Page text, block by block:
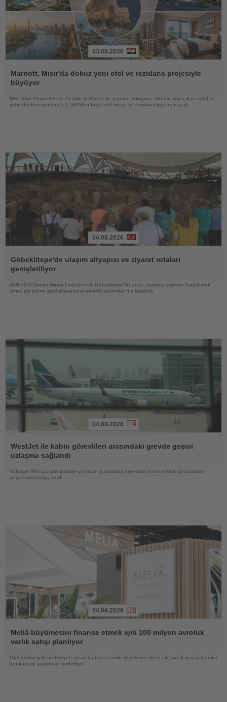
Oku
03.08.2026
Marriott, Mısır'da dokuz yeni otel ve rezidans projesiyle
büyüyor
Misr Italia Properties ve People & Places ile yapılan anlaşma, ülkenin öne çıkan sahil ve
şehir destinasyonlarına 1.500'den fazla otel odası ve rezidans kazandıracak
Oku
04.08.2026
Göbeklitepe'de ulaşım altyapısı ve ziyaret rotaları
genişletiliyor
UNESCO Dünya Mirası Listesi'ndeki Göbeklitepe'de artan ziyaretçi sayısını karşılamak
amacıyla yol ve gezi altyapısına yönelik yatırımlar hız kazandı
Oku
04.08.2026
WestJet ile kabin görevlileri arasındaki grevde geçici
uzlaşma sağlandı
Yaklaşık 600 uçuşun iptaline yol açan iş bırakma eyleminin sona ermesi için taraflar
geçici anlaşmaya vardı
Oku
04.08.2026
Meliá büyümesini finanse etmek için 100 milyon avroluk
varlık satışı planlıyor
Otel grubu gelir üretmeyen arsalarla bazı azınlık hisselerini elden çıkararak yeni yatırımlar
için kaynak yaratmayı hedefliyor